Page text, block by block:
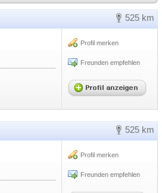
525 km
Profil merken
Freunden empfehlen
525 km
Profil merken
Freunden empfehlen